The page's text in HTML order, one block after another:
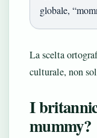
globale,
La scelta
culturale, non
I
mummy?